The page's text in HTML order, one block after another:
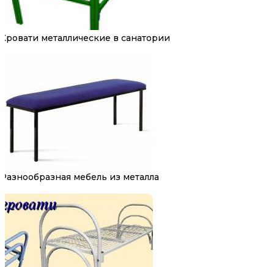
Кровати металлические в санатории
Разнообразная мебель из металла